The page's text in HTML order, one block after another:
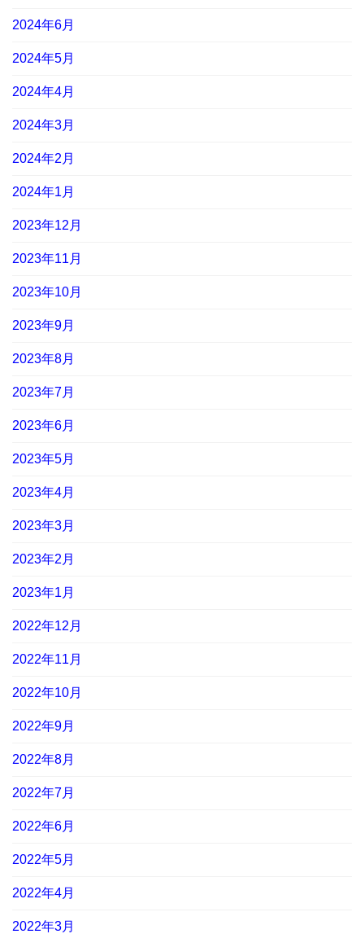
2024年6月
2024年5月
2024年4月
2024年3月
2024年2月
2024年1月
2023年12月
2023年11月
2023年10月
2023年9月
2023年8月
2023年7月
2023年6月
2023年5月
2023年4月
2023年3月
2023年2月
2023年1月
2022年12月
2022年11月
2022年10月
2022年9月
2022年8月
2022年7月
2022年6月
2022年5月
2022年4月
2022年3月